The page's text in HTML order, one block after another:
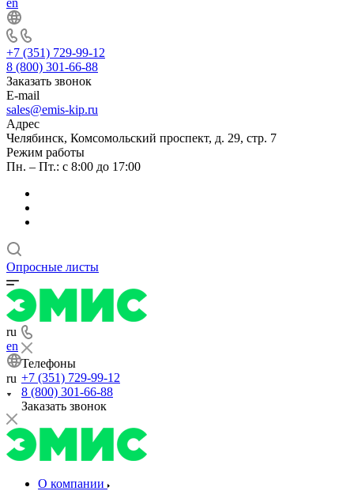
en
+7 (351) 729-99-12
8 (800) 301-66-88
Заказать звонок
E-mail
sales@emis-kip.ru
Адрес
Челябинск, Комсомольский проспект, д. 29, стр. 7
Режим работы
Пн. – Пт.: с 8:00 до 17:00
Опросные листы
ru
en
ru
Телефоны
+7 (351) 729-99-12
8 (800) 301-66-88
Заказать звонок
О компании